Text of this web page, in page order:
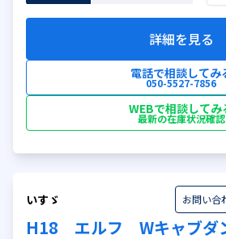
詳細を見る
電話で相談してみ
050-5527-7856
WEBで相談してみ
最新の在庫状況確認
いすゞ お問い合
H18 エルフ Wキャブ